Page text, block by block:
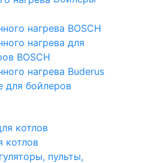
нагрева BOSCH
нагрева для
BOSCH
нагрева Buderus
для бойлеров
котлов
пульты,